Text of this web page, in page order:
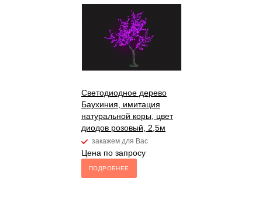
Светодиодное дерево
Баухиния, имитация
натуральной коры, цвет
диодов розовый, 2,5м
закажем для Вас
Цена по запросу
ПОДРОБНЕЕ